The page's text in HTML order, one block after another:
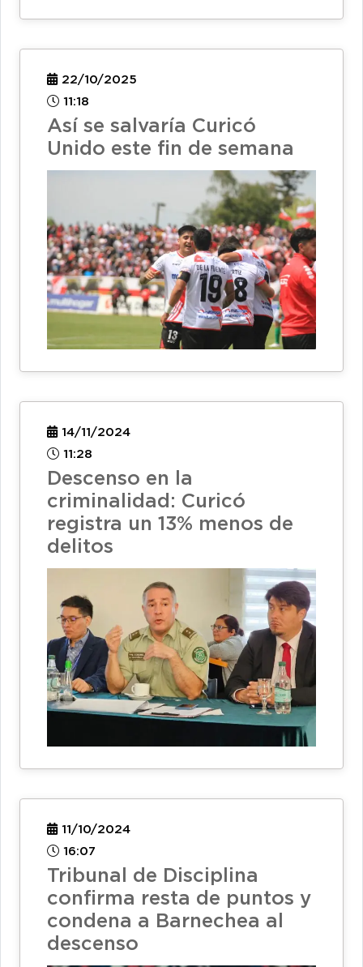
22/10/2025
11:18
Así se salvaría Curicó
Unido este fin de semana
14/11/2024
11:28
Descenso en la
criminalidad: Curicó
registra un 13% menos de
delitos
11/10/2024
16:07
Tribunal de Disciplina
confirma resta de puntos y
condena a Barnechea al
descenso